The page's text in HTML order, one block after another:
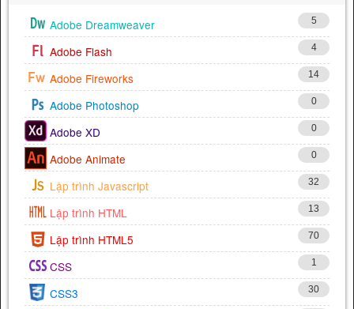
Adobe Dreamweaver 5
Adobe Flash 4
Adobe Fireworks 14
Adobe Photoshop 0
Adobe XD 0
Adobe Animate 0
Lập trình Javascript 32
Lập trình HTML 13
Lập trình HTML5 70
CSS 1
CSS3 30